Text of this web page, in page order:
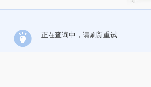
正在查询中，请刷新重试